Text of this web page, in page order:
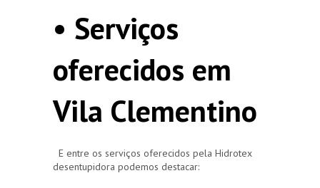
• Serviços
oferecidos em
Vila Clementino
E entre os serviços oferecidos pela Hidrotex
desentupidora podemos destacar: